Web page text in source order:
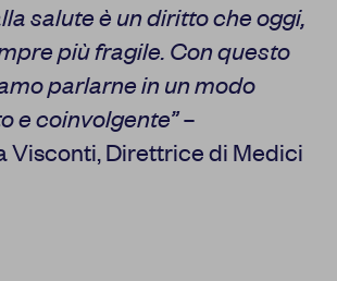
salute è un diritto che oggi,
più fragile. Con questo
parlarne in un modo
e coinvolgente”–
Visconti, Direttrice di Medici